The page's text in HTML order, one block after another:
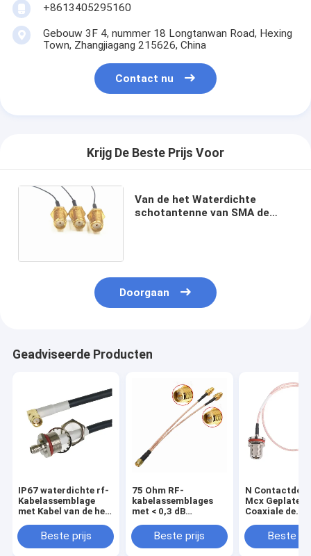
+8613405295160
Gebouw 3F 4, nummer 18 Longtanwan Road, Hexing
Town, Zhangjiagang 215626, China
Contact nu
Krijg De Beste Prijs Voor
Van de het Waterdichte
schotantenne van SMA de
Doorgaan
Geadviseerde Producten
IP67 waterdichte rf-
Kabelassemblage
met Kabel van de het
schotsma Mannelijke
Vlecht van M16*1.0
Beste prijs
75 Ohm RF-
kabelassemblages
met < 0,3 dB
Beste prijs
N
Mcx
Coaxiale de
van de Stop
hoek Goud
Beste